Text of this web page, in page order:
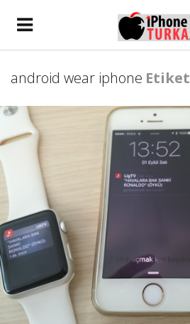
android wear iphone Etiket